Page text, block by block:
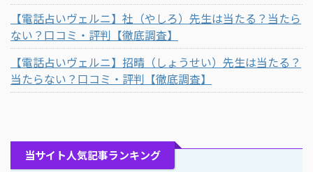
【電話占いヴェルニ】社（やしろ）先生は当たる？当たら
ない？口コミ・評判【徹底調査】
【電話占いヴェルニ】招晴（しょうせい）先生は当たる？
当たらない？口コミ・評判【徹底調査】
当サイト人気記事ランキング